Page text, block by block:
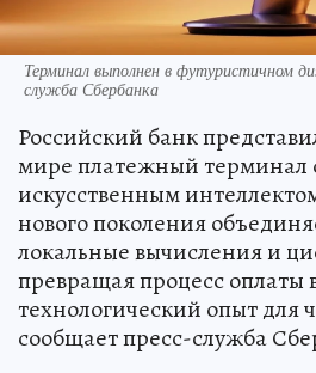
Терминал выполнен в футуристичном
служба Сбербанка
Российский банк
мире платежный терминал
искусственным
нового поколения
локальные вычисления и
превращая процесс оплаты
технологический опыт для
сообщает пресс-служба